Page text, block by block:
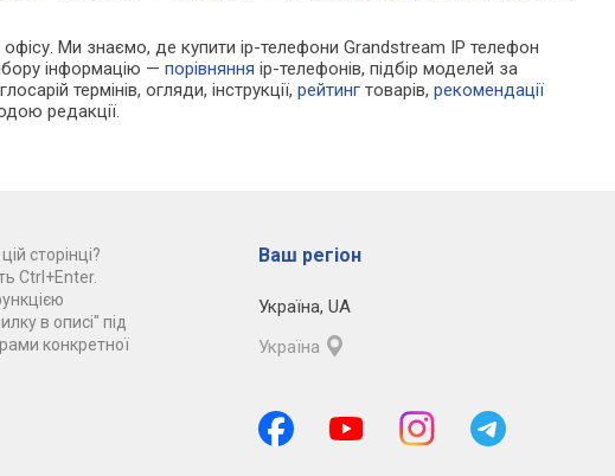
офісу. Ми знаємо, де купити ip-телефони Grandstream IP телефон
інформацію —порівняння ip-телефонів, підбір моделей за
термінів, огляди, інструкції,рейтинг товарів,рекомендації
редакції.
сторінці?
Ctrl+Enter.
в описі" під
конкретної
Ваш регіон
Україна, UA
Україна